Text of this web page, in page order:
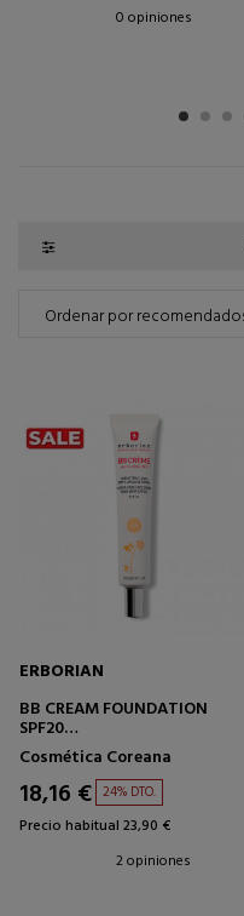
0 opiniones
ERBORIAN
BB CREAM FOUNDATION
SPF20
BASE DE MAQUILLAJE
HIDRATANTE
Cosmética Coreana
18,16 € 24% DTO.
Precio habitual 23,90 €
2 opiniones